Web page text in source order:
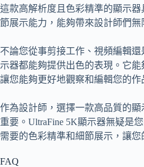
這款高解析度且色彩精準的顯示
節展示能力，能夠帶來設計師們無
不論您從事剪接工作、視頻編輯還
示器都能夠提供出色的表現。它能
讓您能夠更好地觀察和編輯您的作
作為設計師，選擇一款高品質的
重要。UltraFine 5K顯示器無疑是
需要的色彩精準和細節展示，讓您
FAQ